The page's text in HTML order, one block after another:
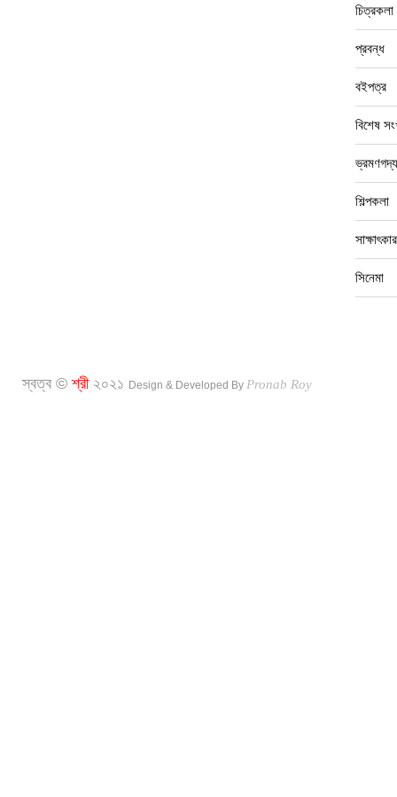
চিত্রকলা
প্রবন্ধ
বইপত্র
বিশেষ
ভ্রমণগদ্য
শিল্পকলা
সাক্ষাৎকার
সিনেমা
স্বত্ব ©শ্রী ২০২১ Design & Developed By Pronab Roy